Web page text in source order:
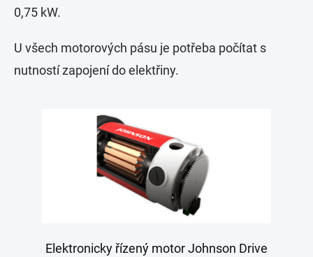
0,75 kW.
U všech motorových pásu je potřeba počítat s
nutností zapojení do elektřiny.
Elektronicky řízený motor Johnson Drive